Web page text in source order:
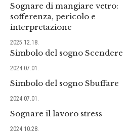
Sognare di mangiare vetro:
sofferenza, pericolo e
interpretazione
2025.12.18.
Simbolo del sogno Scendere
2024.07.01.
Simbolo del sogno Sbuffare
2024.07.01.
Sognare il lavoro stress
2024.10.28.